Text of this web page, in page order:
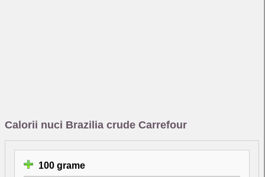
Calorii nuci Brazilia crude Carrefour
100 grame